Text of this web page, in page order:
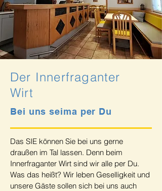
Der Innerfraganter
Wirt
Bei uns seima per Du
Das SIE können Sie bei uns gerne
draußen im Tal lassen. Denn beim
Innerfraganter Wirt sind wir alle per Du.
Was das heißt? Wir leben Geselligkeit und
unsere Gäste sollen sich bei uns auch